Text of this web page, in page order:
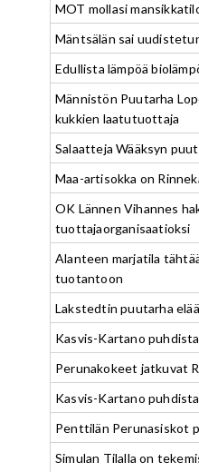
MOT mollasi
Mäntsälän sai
Edullista lämpöä
Männistön Puutarha
kukkien laatutuottaja
Salaatteja Wääksyn
Maa-artisokka on
OK Lännen Vihannes
tuottajaorganisaatioksi
Alanteen marjatila
tuotantoon
Lakstedtin puutarha
Kasvis-Kartano
Perunakokeet jatkuvat
Kasvis-Kartano
Penttilän Perunasiskot
Simulan Tilalla on